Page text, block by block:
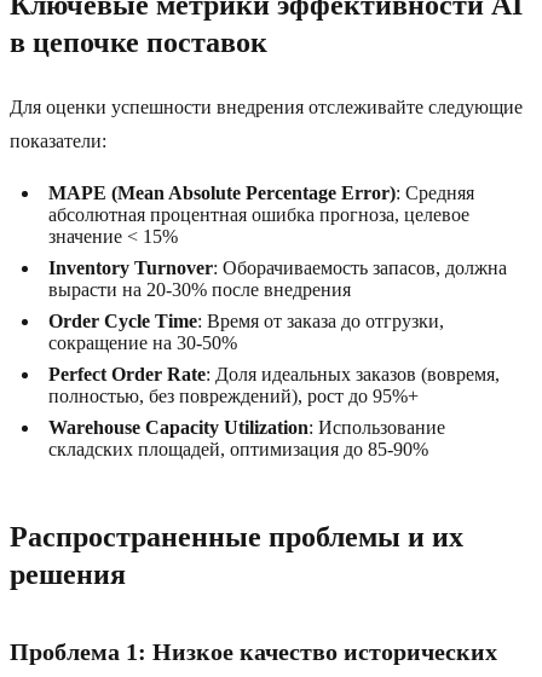
в цепочке поставок
Для оценки успешности внедрения отслеживайте следующие
показатели:
MAPE (Mean Absolute Percentage Error): Средняя
абсолютная процентная ошибка прогноза, целевое
значение < 15%
Inventory Turnover: Оборачиваемость запасов, должна
вырасти на 20-30% после внедрения
Order Cycle Time: Время от заказа до отгрузки,
сокращение на 30-50%
Perfect Order Rate: Доля идеальных заказов (вовремя,
полностью, без повреждений), рост до 95%+
Warehouse Capacity Utilization: Использование
складских площадей, оптимизация до 85-90%
Распространенные проблемы и их
решения
Проблема 1: Низкое качество исторических